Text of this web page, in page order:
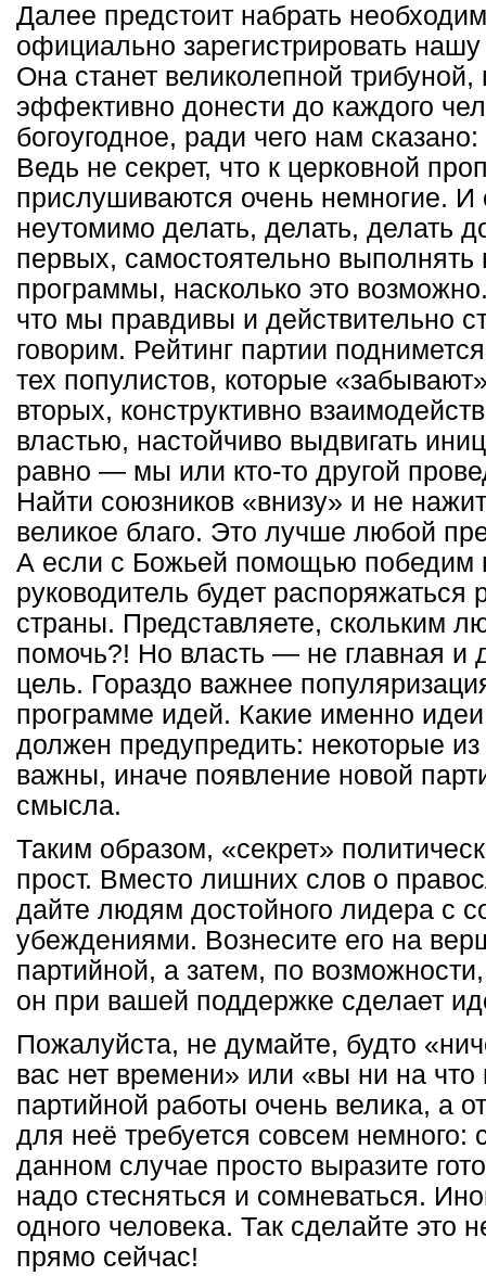
Далее предстоит набрать
официально зарегистрировать
Она станет великолепной
эффективно донести до каждого
богоугодное, ради чего нам
Ведь не секрет, что к церковной
прислушиваются очень немногие.
неутомимо делать, делать, делать
первых, самостоятельно выполнять
программы, насколько это
что мы правдивы и действительно
говорим. Рейтинг партии
тех популистов, которые
вторых, конструктивно
властью, настойчиво выдвигать
равно — мы или кто-то другой
Найти союзников «внизу» и не
великое благо. Это лучше любой
А если с Божьей помощью победим
руководитель будет распоряжаться
страны. Представляете, скольким
помочь?! Но власть — не главная и
цель. Гораздо важнее
программе идей. Какие именно
должен предупредить: некоторые
важны, иначе появление новой
смысла.
Таким образом, «секрет»
прост. Вместо лишних слов о
дайте людям достойного лидера с
убеждениями. Вознесите его на
партийной, а затем, по
он при вашей поддержке сделает
Пожалуйста, не думайте, будто
вас нет времени» или «вы ни на
партийной работы очень велика, а
для неё требуется совсем немного:
данном случае просто выразите
надо стесняться и сомневаться.
одного человека. Так сделайте это
прямо сейчас!